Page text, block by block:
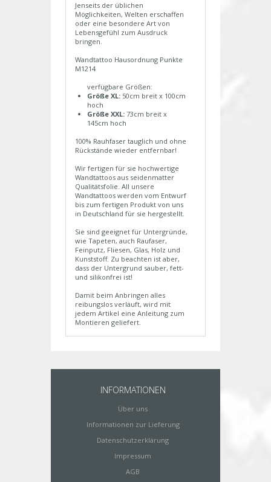
Jenseits der üblichen
Möglichkeiten, Welten erschaffen
oder eine besondere Art von
Lebensgefühl zum Ausdruck
bringen.
Wandtattoo Hausordnung Punkte
M1214
verfügbare Größen:
Größe XL: 50cm breit x 100cm
hoch
Größe XXL: 73cm breit x
145cm hoch
100% Rauhfaser tauglich und ohne
Rückstände wieder entfernbar!
Wir fertigen für sie hochwertige
Wandtattoos aus seidenmatter
Qualitätsfolie. All unsere
Wandtattoos werden vom Entwurf
bis zum fertigen Produkt von uns
in Deutschland für sie hergestellt.
Sie sind geeignet für Untergründe,
wie Tapeten, auch Raufaser,
Feinputz, Fliesen, Glas, Holz und
Kunststoff. Zu beachten ist aber,
dass der Untergrund sauber, fett-
und silikonfrei ist!
Damit beim Anbringen alles
reibungslos verläuft, wird mit
jedem Artikel eine Anleitung zum
Montieren geliefert.
INFORMATIONEN
Über uns
Informationen zur Lieferung
Datenschutzerklärung
Impressum
AGB